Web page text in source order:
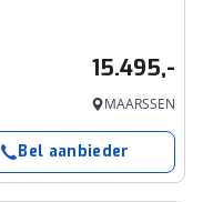
15.495,-
MAARSSEN
Bel aanbieder